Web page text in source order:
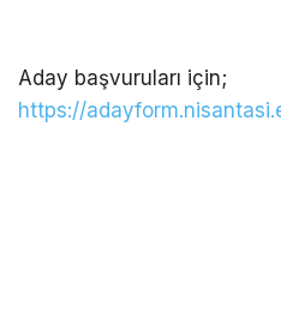
Aday başvuruları için;
https://